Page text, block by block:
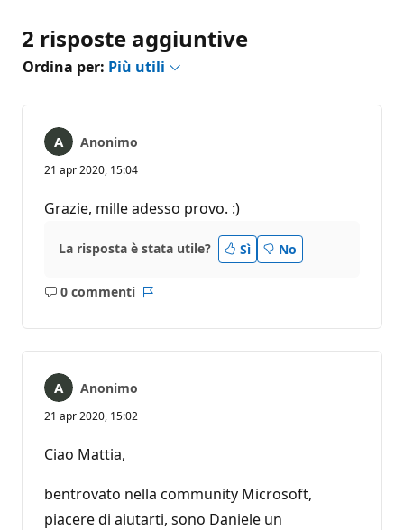
2 risposte aggiuntive
Ordina per: Più utili
Anonimo
21 apr 2020, 15:04
Grazie, mille adesso provo. :)
La risposta è stata utile? Sì No
0 commenti
Nessun
Anonimo
21 apr 2020, 15:02
Ciao Mattia,
bentrovato nella community Microsoft,
piacere di aiutarti, sono Daniele un